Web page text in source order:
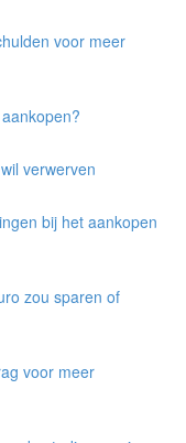
voor meer
verwerven
bij het aankopen
zou sparen of
voor meer